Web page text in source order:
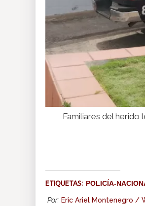
Familiares del herido
ETIQUETAS: POLICÍA-
Por: Eric Ariel Montenegro /